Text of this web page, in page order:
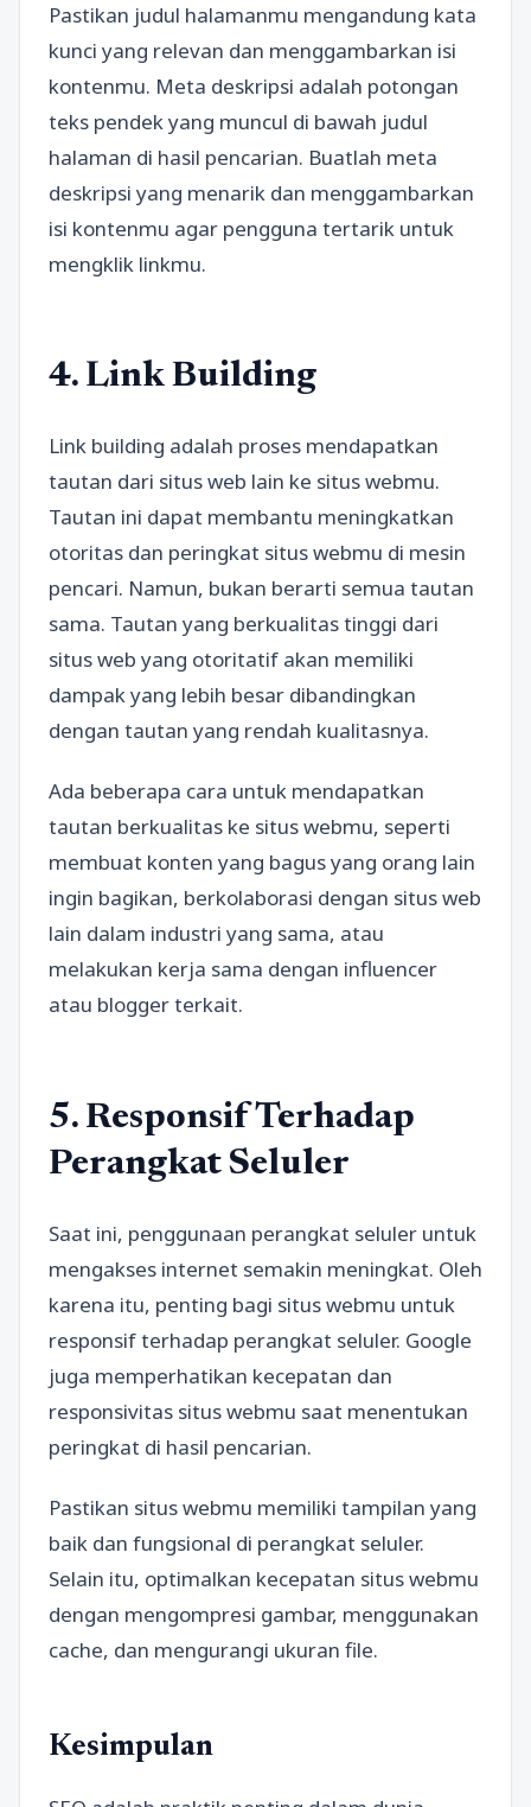
Pastikan judul halamanmu mengandung kata
kunci yang relevan dan menggambarkan isi
kontenmu. Meta deskripsi adalah potongan
teks pendek yang muncul di bawah judul
halaman di hasil pencarian. Buatlah meta
deskripsi yang menarik dan menggambarkan
isi kontenmu agar pengguna tertarik untuk
mengklik linkmu.
4. Link Building
Link building adalah proses mendapatkan
tautan dari situs web lain ke situs webmu.
Tautan ini dapat membantu meningkatkan
otoritas dan peringkat situs webmu di mesin
pencari. Namun, bukan berarti semua tautan
sama. Tautan yang berkualitas tinggi dari
situs web yang otoritatif akan memiliki
dampak yang lebih besar dibandingkan
dengan tautan yang rendah kualitasnya.
Ada beberapa cara untuk mendapatkan
tautan berkualitas ke situs webmu, seperti
membuat konten yang bagus yang orang lain
ingin bagikan, berkolaborasi dengan situs web
lain dalam industri yang sama, atau
melakukan kerja sama dengan influencer
atau blogger terkait.
5. Responsif Terhadap
Perangkat Seluler
Saat ini, penggunaan perangkat seluler untuk
mengakses internet semakin meningkat. Oleh
karena itu, penting bagi situs webmu untuk
responsif terhadap perangkat seluler. Google
juga memperhatikan kecepatan dan
responsivitas situs webmu saat menentukan
peringkat di hasil pencarian.
Pastikan situs webmu memiliki tampilan yang
baik dan fungsional di perangkat seluler.
Selain itu, optimalkan kecepatan situs webmu
dengan mengompresi gambar, menggunakan
cache, dan mengurangi ukuran file.
Kesimpulan